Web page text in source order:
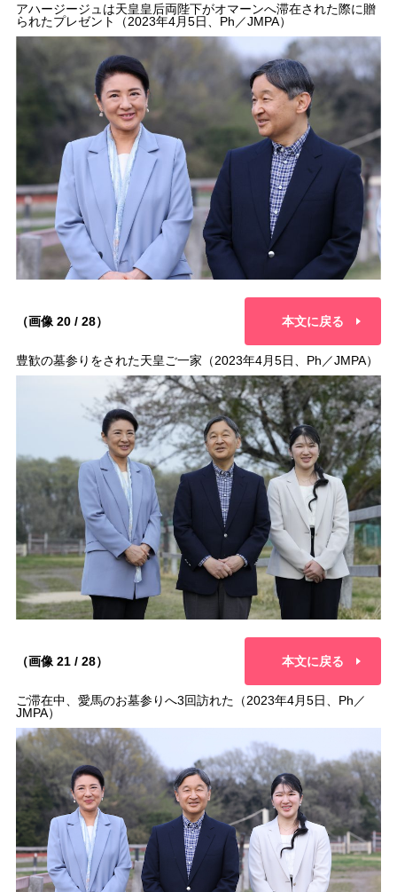
アハージージュは天皇皇后両陛下がオマーンへ滞在された際に贈
られたプレゼント（2023年4月5日、Ph／JMPA）
（画像 20 / 28） 本文に戻る
豊歓の墓参りをされた天皇ご一家（2023年4月5日、Ph／JMPA）
（画像 21 / 28） 本文に戻る
ご滞在中、愛馬のお墓参りへ3回訪れた（2023年4月5日、Ph／
JMPA）